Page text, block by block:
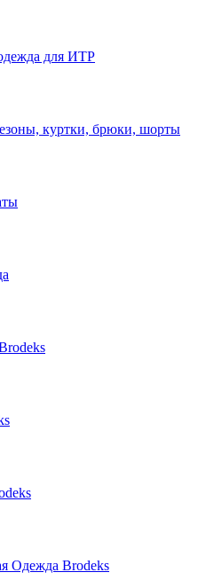
для ИТР
куртки, брюки, шорты
Одежда Brodeks